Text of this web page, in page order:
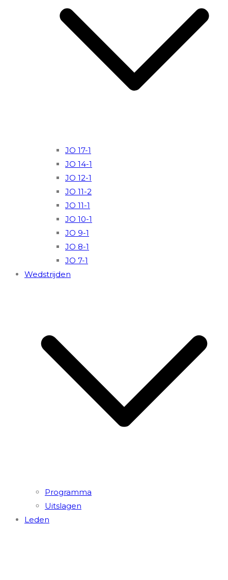
JO 17-1
JO 14-1
JO 12-1
JO 11-2
JO 11-1
JO 10-1
JO 9-1
JO 8-1
JO 7-1
Wedstrijden
Programma
Uitslagen
Leden